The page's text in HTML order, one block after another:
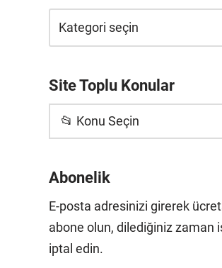
Site Toplu Konular
📂 Konu Seçin
Abonelik
E-posta adresinizi girerek
abone olun, dilediğiniz zaman
iptal edin.